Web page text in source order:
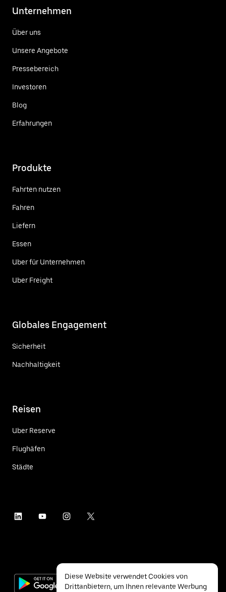
Unternehmen
Über uns
Unsere Angebote
Pressebereich
Investoren
Blog
Erfahrungen
Produkte
Fahrten nutzen
Fahren
Liefern
Essen
Uber für Unternehmen
Uber Freight
Globales Engagement
Sicherheit
Nachhaltigkeit
Reisen
Uber Reserve
Flughäfen
Städte
Diese Website verwendet Cookies von
Drittanbietern, um Ihnen relevante Werbung